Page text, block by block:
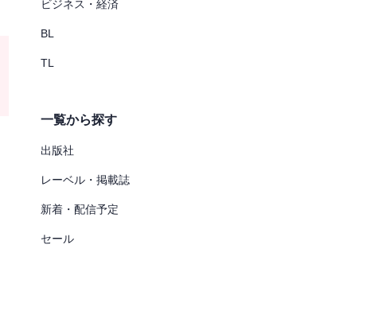
ビジネス・経済
BL
TL
一覧から探す
出版社
レーベル・掲載誌
新着・配信予定
セール